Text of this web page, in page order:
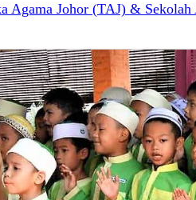
Agama Johor (TAJ) &